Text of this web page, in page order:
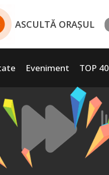
ASCULTĂ ORAȘUL
Eveniment TOP 40